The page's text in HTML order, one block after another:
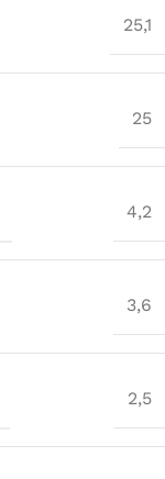
25,1
25
4,2
3,6
2,5